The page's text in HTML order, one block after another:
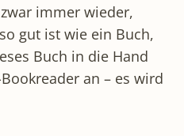
immer wieder,
gut ist wie ein Buch,
Buch in die Hand
an – es wird